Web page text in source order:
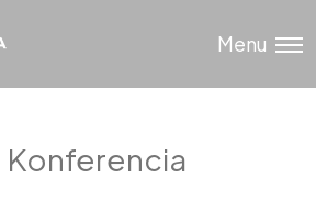
Menu
Konferencia